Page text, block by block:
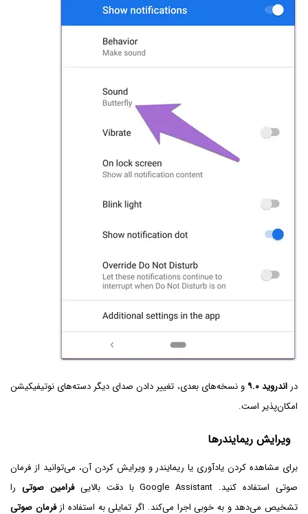
دراندروید ۹.۰
و نسخه‌های بعدی، تغییر دادن صدای دیگر دسته‌های نوتیفیکیشن
امکان‌پذیر است.
ویرایش ریمایندرها
برای مشاهده کردن یادآوری یا ریمایندر و ویرایش کردن آن، می‌توانید از فرمان
صوتی استفاده کنید. Google Assistant با دقت بالایی
فرامین صوتی را
تشخیص می‌دهد و به خوبی اجرا می‌کند. اگر تمایلی به استفاده ازفرمان صوتی